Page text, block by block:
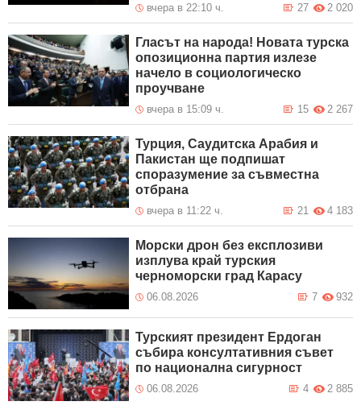
вчера в 22:10 ч. 2 020
27
Гласът на народа! Новата турска
опозиционна партия излезе
начело в социологическо
проучване
вчера в 15:09 ч. 2 267
15
Турция, Саудитска Арабия и
Пакистан ще подпишат
споразумение за съвместна
отбрана
вчера в 11:22 ч. 4 183
21
Морски дрон без експлозиви
изплува край турския
черноморски град Карасу
06.08.2026 932
7
Турският президент Ердоган
събира консултативния съвет
по национална сигурност
06.08.2026 2 885
4